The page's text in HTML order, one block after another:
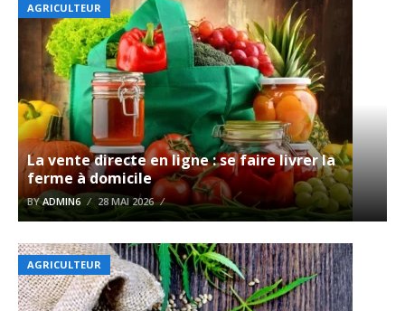
AGRICULTEUR
La vente directe en ligne : se faire livrer la
ferme à domicile
BYADMIN6 28 MAI 2026
AGRICULTEUR